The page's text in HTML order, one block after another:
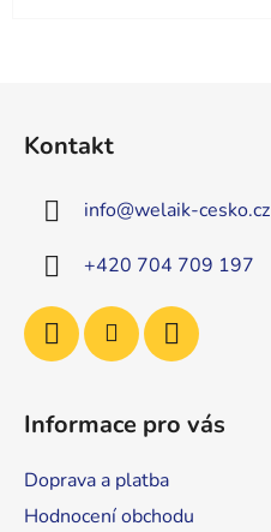
Kontakt
info@welaik-cesko.cz
+420 704 709 197
Informace pro vás
Doprava a platba
Hodnocení obchodu